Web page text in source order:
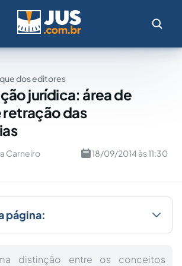
dos editores
jurídica: área de
retração das
Carneiro 18/09/2014 às 11:30
página:
distinção entre os conceitos